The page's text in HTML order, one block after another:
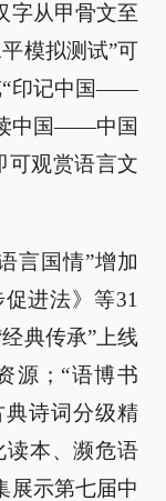
字从甲骨文至
模拟测试”可
“印记中国——
中国——中国
可观赏语言文
言国情”增加
进法》等31
典传承”上线
源；“语博书
典诗词分级精
读本、濒危语
展示第七届中